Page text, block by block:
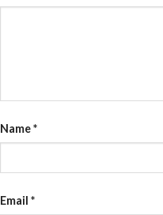
Name*
Email *